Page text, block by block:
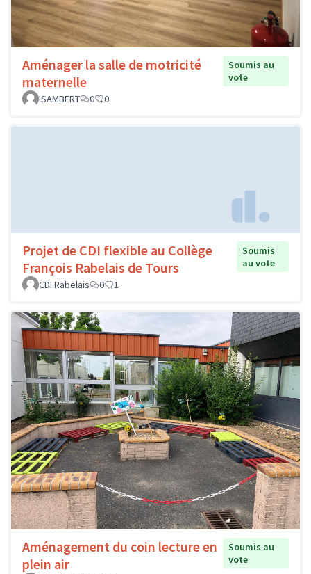
Aménager la salle de motricité
maternelle
Soumis au
vote
ISAMBERT
0 0
Projet de CDI flexible au Collège
François Rabelais de Tours
Soumis
au vote
CDI Rabelais
0 1
Aménagement du coin lecture en
plein air
Soumis au
vote